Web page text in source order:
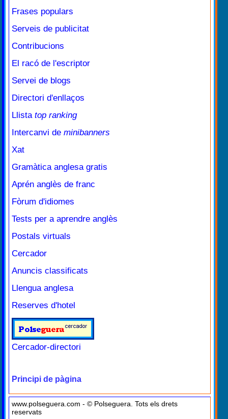
Frases populars
Serveis de publicitat
Contribucions
El racó de l'escriptor
Servei de blogs
Directori d'enllaços
Llista top ranking
Intercanvi de minibanners
Xat
Gramàtica anglesa gratis
Aprén anglès de franc
Fòrum d'idiomes
Tests per a aprendre anglès
Postals virtuals
Cercador
Anuncis classificats
Llengua anglesa
Reserves d'hotel
Cercador-directori
Principi de pàgina
www.polseguera.com - © Polseguera. Tots els drets
reservats